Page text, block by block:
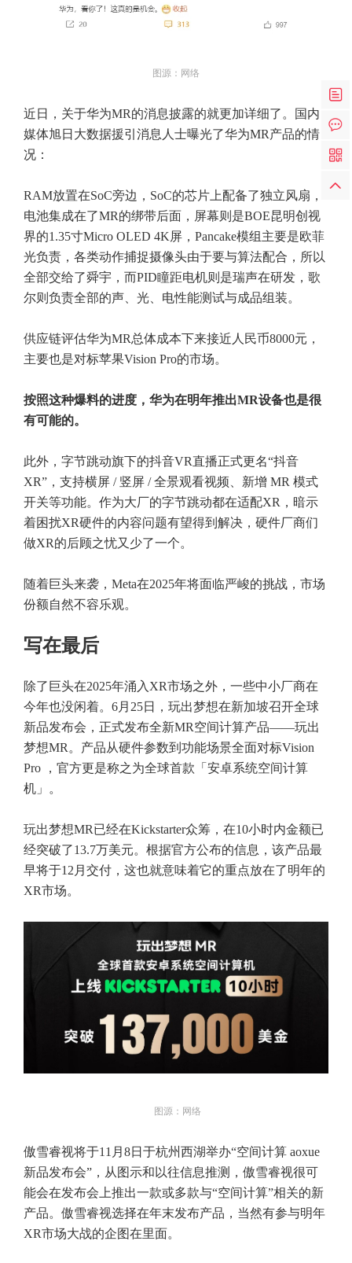
图源：网络
近日，关于华为MR的消息披露的就更加详细了。国内
媒体旭日大数据援引消息人士曝光了华为MR产品的情
况：
RAM放置在SoC旁边，SoC的芯片上配备了独立风扇，
电池集成在了MR的绑带后面，屏幕则是BOE昆明创视
界的1.35寸Micro OLED 4K屏，Pancake模组主要是欧菲
光负责，各类动作捕捉摄像头由于要与算法配合，所以
全部交给了舜宇，而PID瞳距电机则是瑞声在研发，歌
尔则负责全部的声、光、电性能测试与成品组装。
供应链评估华为MR总体成本下来接近人民币8000元，
主要也是对标苹果Vision Pro的市场。
按照这种爆料的进度，华为在明年推出MR设备也是很
有可能的。
此外，字节跳动旗下的抖音VR直播正式更名“抖音
XR”，支持横屏 / 竖屏 / 全景观看视频、新增 MR 模式
开关等功能。作为大厂的字节跳动都在适配XR，暗示
着困扰XR硬件的内容问题有望得到解决，硬件厂商们
做XR的后顾之忧又少了一个。
随着巨头来袭，Meta在2025年将面临严峻的挑战，市场
份额自然不容乐观。
写在最后
除了巨头在2025年涌入XR市场之外，一些中小厂商在
今年也没闲着。6月25日，玩出梦想在新加坡召开全球
新品发布会，正式发布全新MR空间计算产品——玩出
梦想MR。产品从硬件参数到功能场景全面对标Vision
Pro ，官方更是称之为全球首款「安卓系统空间计算
机」。
玩出梦想MR已经在Kickstarter众筹，在10小时内金额已
经突破了13.7万美元。根据官方公布的信息，该产品最
早将于12月交付，这也就意味着它的重点放在了明年的
XR市场。
图源：网络
傲雪睿视将于11月8日于杭州西湖举办“空间计算 aoxue
新品发布会”，从图示和以往信息推测，傲雪睿视很可
能会在发布会上推出一款或多款与“空间计算”相关的新
产品。傲雪睿视选择在年末发布产品，当然有参与明年
XR市场大战的企图在里面。